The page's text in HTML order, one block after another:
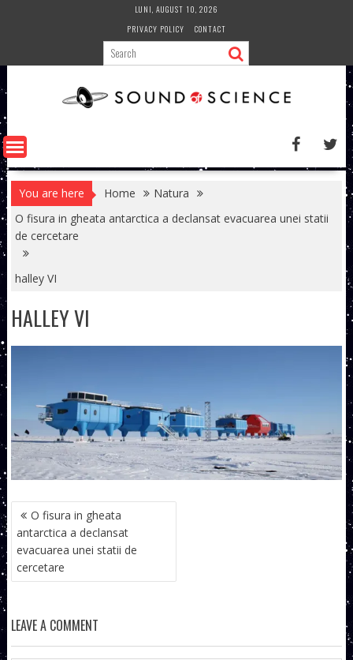
LUNI, AUGUST 10, 2026
PRIVACY POLICY
CONTACT
You are here Home
Natura
O fisura in gheata antarctica a declansat evacuarea unei statii
de cercetare
halley VI
HALLEY VI
NAVIGARE
ÎN
ARTICOLE
O fisura in gheata
antarctica a declansat
evacuarea unei statii de
cercetare
LEAVE A COMMENT